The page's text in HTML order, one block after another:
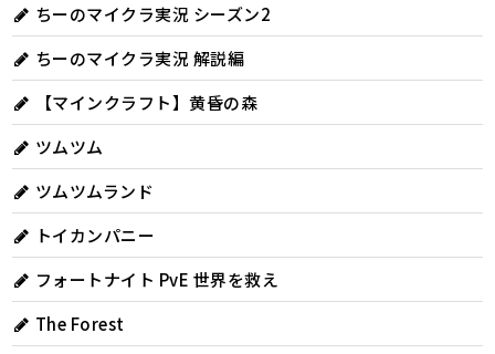
ちーのマイクラ実況 シーズン2
ちーのマイクラ実況 解説編
【マインクラフト】黄昏の森
ツムツム
ツムツムランド
トイカンパニー
フォートナイト PvE 世界を救え
The Forest